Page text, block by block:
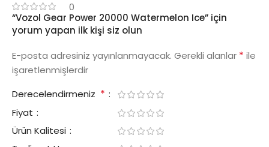
0
“Vozol Gear Power 20000 Watermelon Ice” için
yorum yapan ilk kişi siz olun
E-posta adresiniz yayınlanmayacak. Gerekli alanlar * ile
işaretlenmişlerdir
Derecelendirmeniz *
Fiyat
Ürün Kalitesi